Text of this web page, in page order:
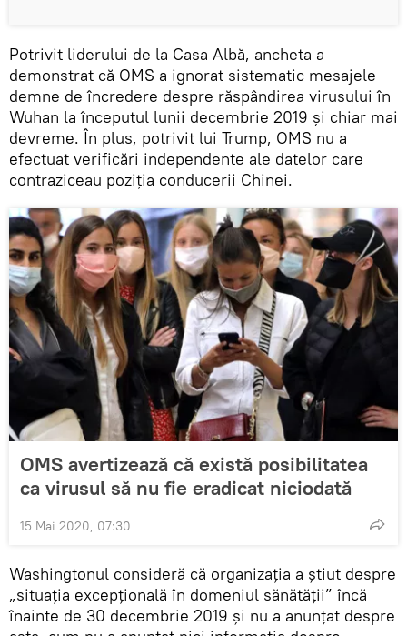
Potrivit liderului de la Casa Albă, ancheta a
demonstrat că OMS a ignorat sistematic mesajele
demne de încredere despre răspândirea virusului în
Wuhan la începutul lunii decembrie 2019 și chiar mai
devreme. În plus, potrivit lui Trump, OMS nu a
efectuat verificări independente ale datelor care
contraziceau poziția conducerii Chinei.
OMS avertizează că există posibilitatea
ca virusul să nu fie eradicat niciodată
15 Mai 2020, 07:30
Washingtonul consideră că organizația a știut despre
„situația excepțională în domeniul sănătății” încă
înainte de 30 decembrie 2019 și nu a anunțat despre